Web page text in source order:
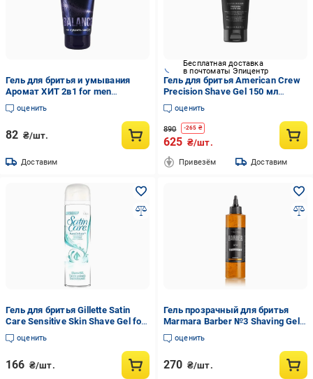
Гель для бритья и умывания
Аромат ХИТ 2в1 for men
BALANCE 150 мл
оценить
82 ₴/шт.
Доставим
Бесплатная доставка
в почтоматы Эпицентр
Гель для бритья American Crew
Precision Shave Gel 150 мл
Прозрачный
оценить
890 -265 ₴
625 ₴/шт.
Привезём Доставим
Гель для бритья Gillette Satin
Care Sensitive Skin Shave Gel for
Woman 200 мл (065349)
оценить
166 ₴/шт.
Гель прозрачный для бритья
Marmara Barber №3 Shaving Gel
250 мл
оценить
270 ₴/шт.